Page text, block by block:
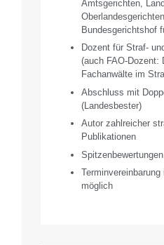
Amtsgerichten,
Bundesgerichtshof
Dozent für Straf-
(auch FAO-Dozent:
Fachanwälte im
Abschluss mit
(Landesbester)
Autor zahlreicher
Publikationen
Spitzenbewertungen
möglich